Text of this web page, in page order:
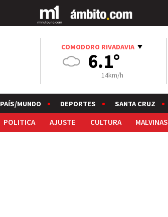
COMODORO RIVADAVIA
6.1°
14km/h
PAÍS/MUNDO DEPORTES SANTA CRUZ
POLITICA AJUSTE CULTURA MALVINAS